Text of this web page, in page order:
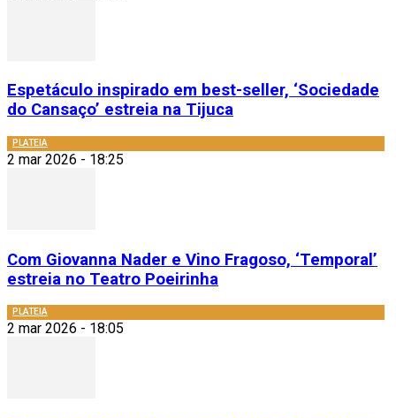
Espetáculo inspirado em best-seller, ‘Sociedade
do Cansaço’ estreia na Tijuca
PLATEIA
2 mar 2026 - 18:25
Com Giovanna Nader e Vino Fragoso, ‘Temporal’
estreia no Teatro Poeirinha
PLATEIA
2 mar 2026 - 18:05